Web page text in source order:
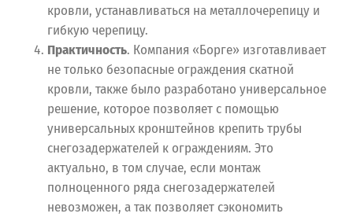
кровли, устанавливаться на металлочерепицу и
гибкую черепицу.
Практичность. Компания «Борге» изготавливает
не только безопасные ограждения скатной
кровли, также было разработано универсальное
решение, которое позволяет с помощью
универсальных кронштейнов крепить трубы
снегозадержателей к ограждениям. Это
актуально, в том случае, если монтаж
полноценного ряда снегозадержателей
невозможен, а так позволяет сэкономить